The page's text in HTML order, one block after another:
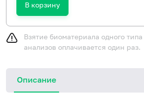
В корзину
Взятие биоматериала одного
анализов оплачивается один раз.
Описание